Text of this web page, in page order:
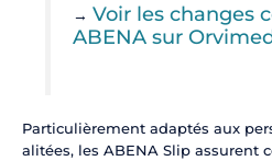
→ Voir les changes
ABENA sur
Particulièrement adaptés aux
alitées, les ABENA Slip assurent